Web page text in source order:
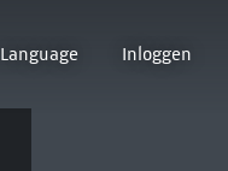
Language Inloggen